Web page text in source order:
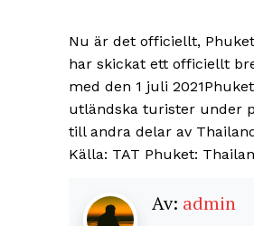
Nu är det officiellt,
har skickat ett officiellt
med den 1 juli
utländska turister under
till andra delar av
Källa: TAT Phuket:
Av: admin